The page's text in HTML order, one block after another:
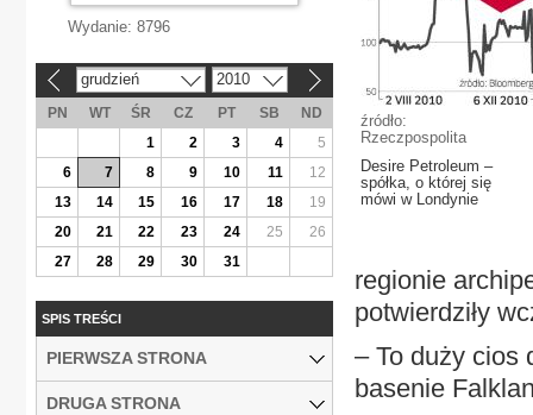
źródło:
Rzeczpospolita
Desire Petroleum –
spółka, o której się
mówi w Londynie
regionie
potwierdziły
– To duży cios
basenie
Wydanie: 8796
grudzień 2010
PN WT ŚR CZ PT SB
ND
1
2 3 4
5
6
7 8 9 10 11
12
13
14 15 16 17 18
19
20
21 22 23 24 25
26
27
28 29 30 31
SPIS TREŚCI
PIERWSZA STRONA
DRUGA STRONA